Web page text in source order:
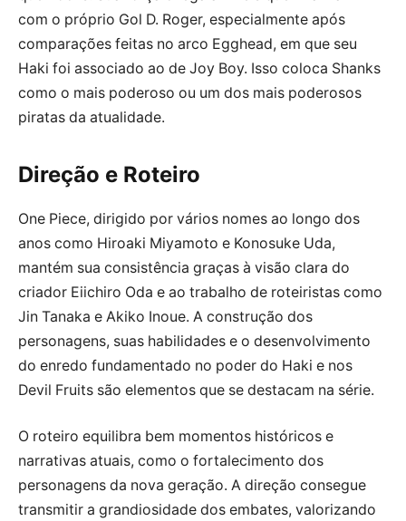
com o próprio Gol D. Roger, especialmente após
comparações feitas no arco Egghead, em que seu
Haki foi associado ao de Joy Boy. Isso coloca Shanks
como o mais poderoso ou um dos mais poderosos
piratas da atualidade.
Direção e Roteiro
One Piece, dirigido por vários nomes ao longo dos
anos como Hiroaki Miyamoto e Konosuke Uda,
mantém sua consistência graças à visão clara do
criador Eiichiro Oda e ao trabalho de roteiristas como
Jin Tanaka e Akiko Inoue. A construção dos
personagens, suas habilidades e o desenvolvimento
do enredo fundamentado no poder do Haki e nos
Devil Fruits são elementos que se destacam na série.
O roteiro equilibra bem momentos históricos e
narrativas atuais, como o fortalecimento dos
personagens da nova geração. A direção consegue
transmitir a grandiosidade dos embates, valorizando